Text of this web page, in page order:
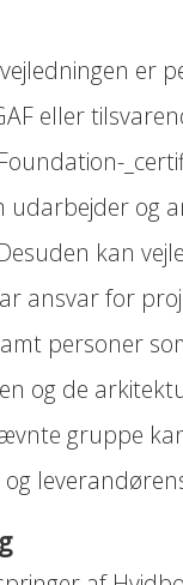
er
eller
udarbejder og
kan
ansvar for
personer
og de
gruppe